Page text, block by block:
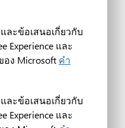
ละข้อเสนอเกี่ยวกับ
Experience และ
ง Microsoft คำ
ละข้อเสนอเกี่ยวกับ
Experience และ